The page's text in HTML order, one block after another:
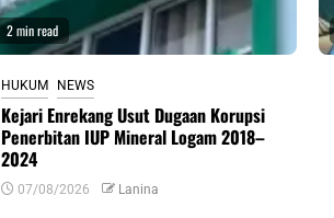
2 min read
HUKUM NEWS
Kejari Enrekang Usut Dugaan Korupsi
Penerbitan IUP Mineral Logam 2018–
2024
07/08/2026 Lanina